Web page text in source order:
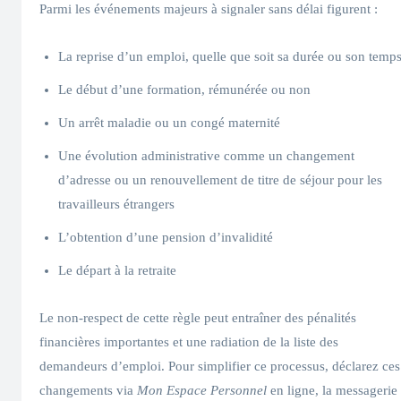
Parmi les événements majeurs à signaler sans délai figurent :
La reprise d’un emploi, quelle que soit sa durée ou son temps
Le début d’une formation, rémunérée ou non
Un arrêt maladie ou un congé maternité
Une évolution administrative comme un changement
d’adresse ou un renouvellement de titre de séjour pour les
travailleurs étrangers
L’obtention d’une pension d’invalidité
Le départ à la retraite
Le non-respect de cette règle peut entraîner des pénalités
financières importantes et une radiation de la liste des
demandeurs d’emploi. Pour simplifier ce processus, déclarez ces
changements via Mon Espace Personnel en ligne, la messagerie